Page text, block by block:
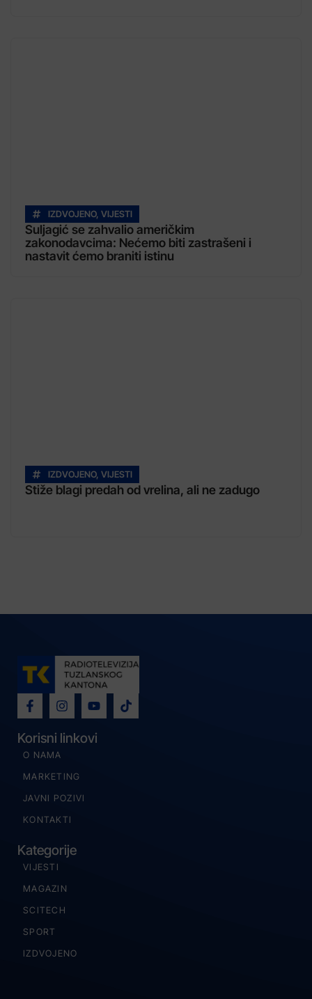
IZDVOJENO, VIJESTI
Suljagić se zahvalio američkim
zakonodavcima: Nećemo biti zastrašeni i
nastavit ćemo braniti istinu
IZDVOJENO, VIJESTI
Stiže blagi predah od vrelina, ali ne zadugo
Korisni linkovi
O NAMA
MARKETING
JAVNI POZIVI
KONTAKTI
Kategorije
VIJESTI
MAGAZIN
SCITECH
SPORT
IZDVOJENO